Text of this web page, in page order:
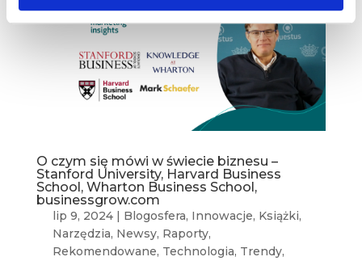
O czym się mówi w świecie biznesu –
Stanford University, Harvard Business
School, Wharton Business School,
businessgrow.com
lip 9, 2024| Blogosfera, Innowacje, Książki,
Narzędzia, Newsy, Raporty,
Rekomendowane, Technologia, Trendy,